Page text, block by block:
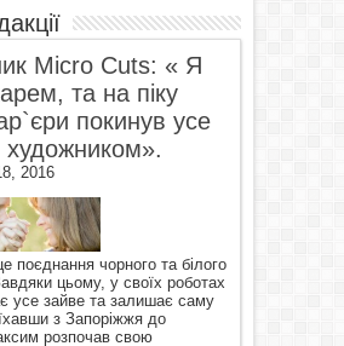
Micro Cuts: « Я
та на піку
покинув усе
художником».
2016
поєднання чорного та білого
цьому, у своїх роботах
усе зайве та залишає саму
з Запоріжжя до
розпочав свою